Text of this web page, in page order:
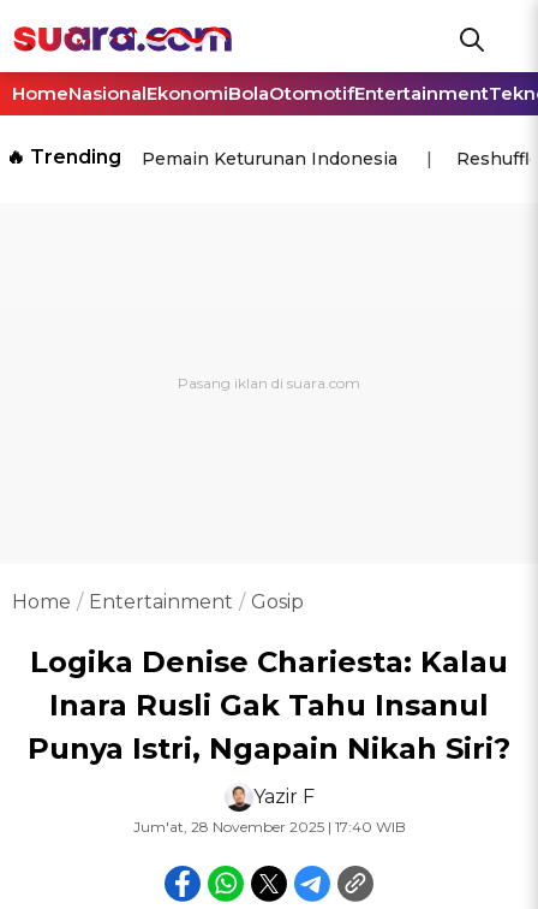
HomeNasionalEkonomiBolaOtomotifEntertainment
🔥 Trending Pemain Keturunan Indonesia
Home Entertainment Gosip
Logika Denise Chariesta: Kalau
Inara Rusli Gak Tahu Insanul
Punya Istri, Ngapain Nikah Siri?
Yazir F
Jum'at, 28 November 2025 | 17:40 WIB